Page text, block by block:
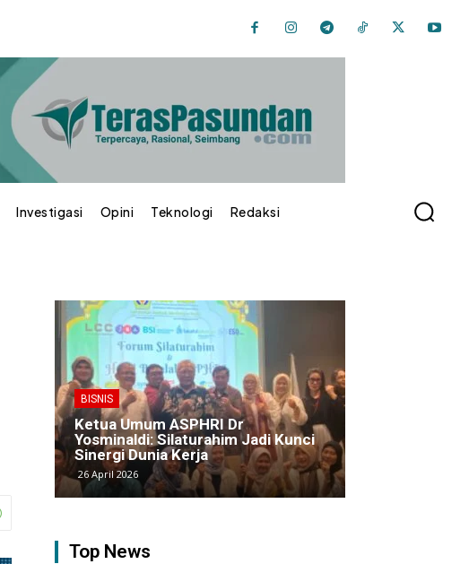
Investigasi Opini Teknologi Redaksi
BISNIS
Ketua Umum ASPHRI Dr
Yosminaldi: Silaturahim Jadi Kunci
Sinergi Dunia Kerja
26 April 2026
Top News